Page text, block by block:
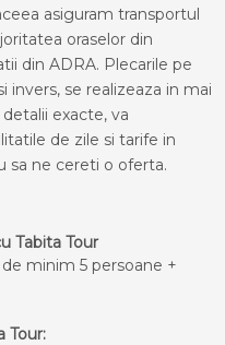
asiguram transportul
oraselor din
din ADRA. Plecarile pe
invers, se realizeaza in mai
exacte, va
de zile si tarife in
sa ne cereti o oferta.
Tabita Tour
minim 5 persoane +
Tour: